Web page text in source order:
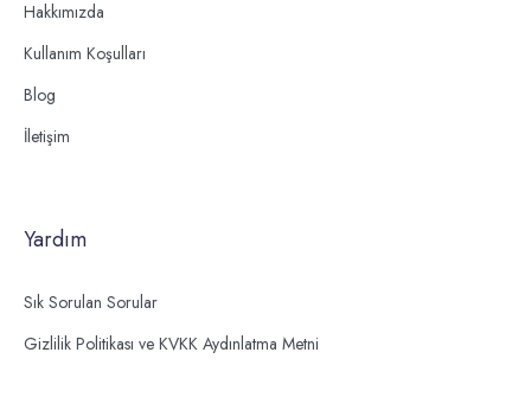
Hakkımızda
Kullanım Koşulları
Blog
İletişim
Yardım
Sık Sorulan Sorular
Gizlilik Politikası ve KVKK Aydınlatma Metni